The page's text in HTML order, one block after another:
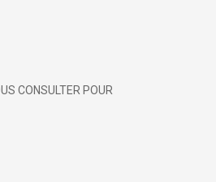
CONSULTER POUR